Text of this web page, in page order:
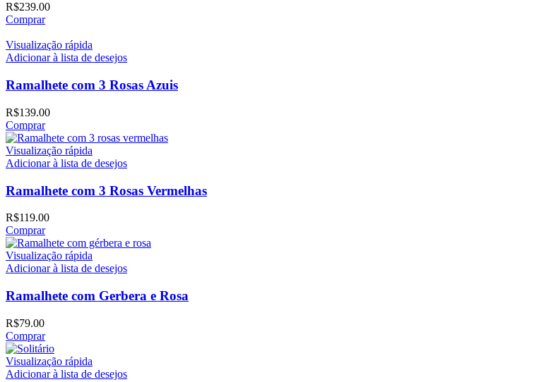
R$239.00
Comprar
Visualização rápida
Adicionar à lista de desejos
Ramalhete com 3 Rosas Azuis
R$139.00
Comprar
Visualização rápida
Adicionar à lista de desejos
Ramalhete com 3 Rosas Vermelhas
R$119.00
Comprar
Visualização rápida
Adicionar à lista de desejos
Ramalhete com Gerbera e Rosa
R$79.00
Comprar
Visualização rápida
Adicionar à lista de desejos